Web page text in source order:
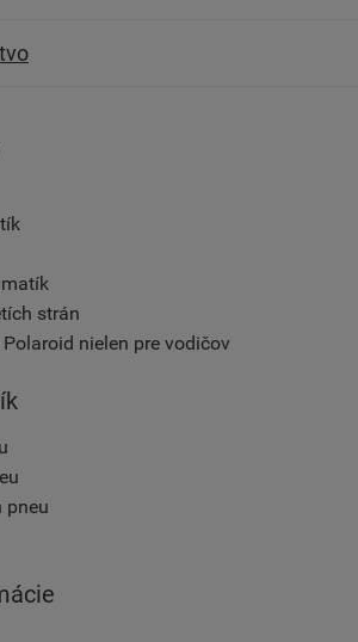
strán
nielen pre vodičov
pneu